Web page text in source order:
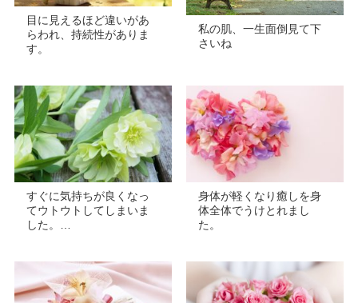
目に見えるほど違いがあ
らわれ、持続性がありま
す。
私の肌、一生面倒見て下
さいね
すぐに気持ちが良くなっ
てウトウトしてしまいま
した。…
身体が軽くなり癒しを身
体全体でうけとれまし
た。